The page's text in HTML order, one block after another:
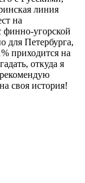
линия
на
финно-угорской
для Петербурга,
приходится на
откуда я
своя история!